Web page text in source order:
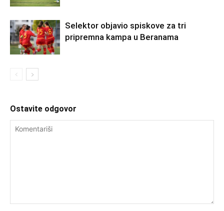
Selektor objavio spiskove za tri
pripremna kampa u Beranama
Ostavite odgovor